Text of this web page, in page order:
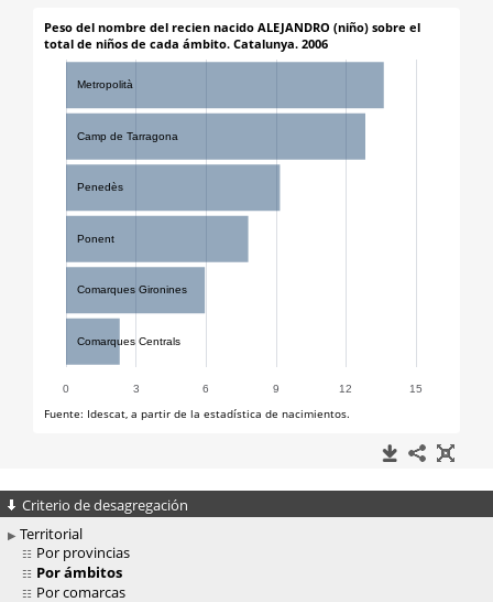
Criterio de desagregación
Territorial
Por provincias
Por ámbitos
Por comarcas